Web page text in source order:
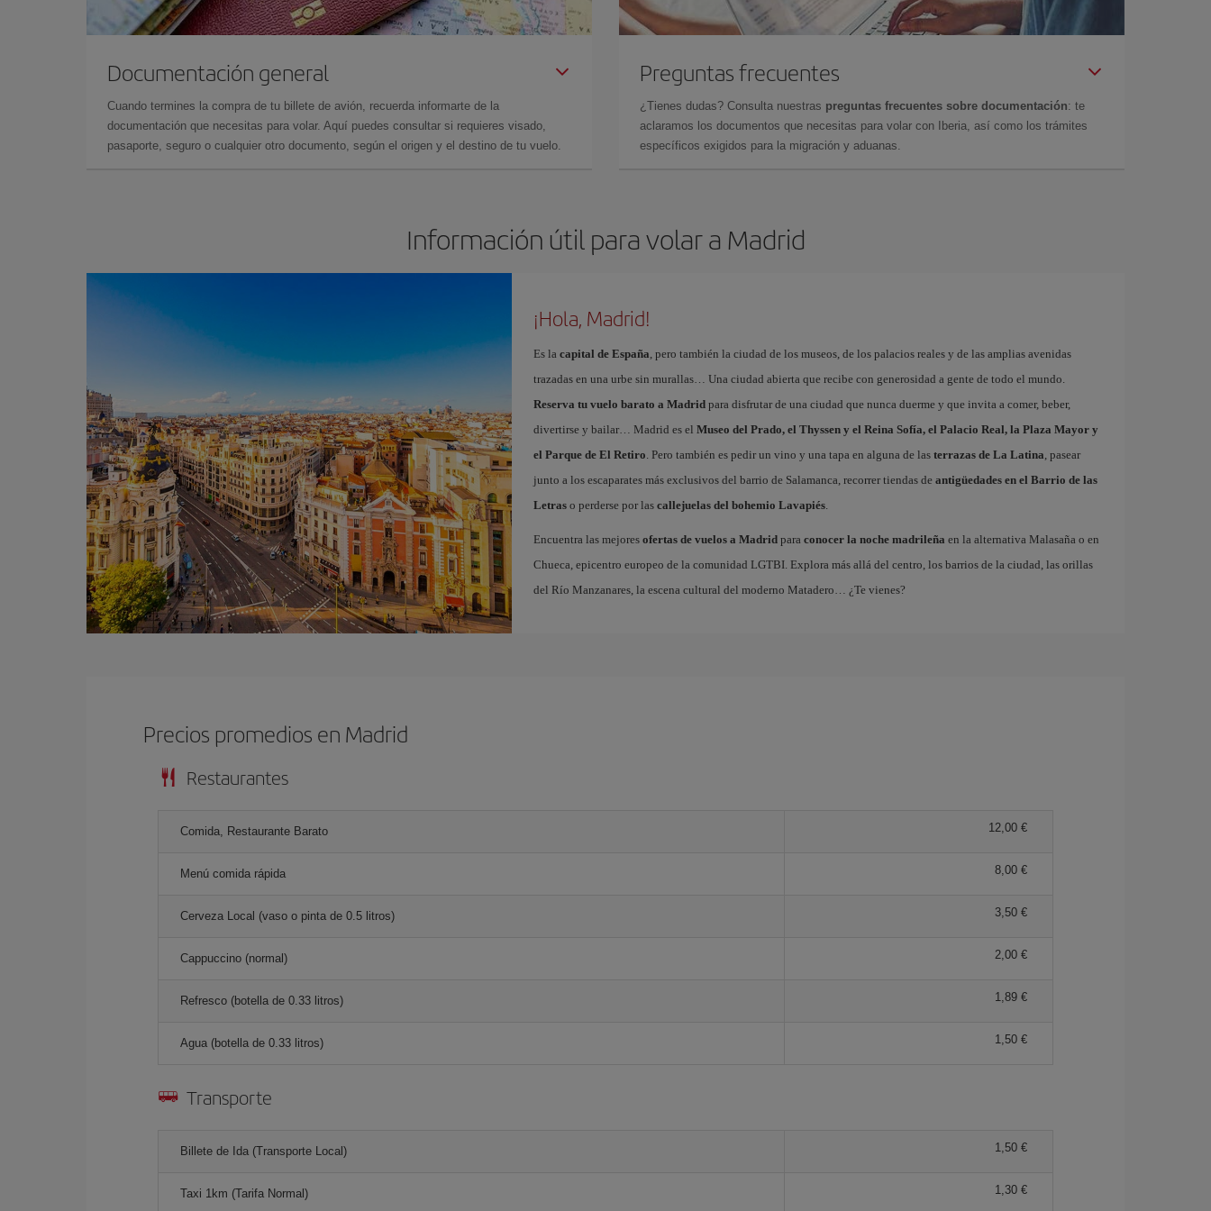
Documentación general
Cuando termines la compra de tu billete de avión, recuerda informarte de la
documentación que necesitas para volar. Aquí puedes consultar si requieres visado,
pasaporte, seguro o cualquier otro documento, según el origen y el destino de tu vuelo.
Preguntas frecuentes
¿Tienes dudas? Consulta nuestras preguntas frecuentes sobre documentación: te
aclaramos los documentos que necesitas para volar con Iberia, así como los trámites
específicos exigidos para la migración y aduanas.
Información útil para volar a Madrid
¡Hola, Madrid!
Es la capital de España, pero también la ciudad de los museos, de los palacios reales y de las amplias avenidas
trazadas en una urbe sin murallas… Una ciudad abierta que recibe con generosidad a gente de todo el mundo.
Reserva tu vuelo barato a Madridpara disfrutar de una ciudad que nunca duerme y que invita a comer, beber,
divertirse y bailar… Madrid es el Museo del Prado, el Thyssen y el Reina Sofía, el Palacio Real, la Plaza Mayor y
el Parque de El Retiro. Pero también es pedir un vino y una tapa en alguna de las terrazas de La Latina, pasear
junto a los escaparates más exclusivos del barrio de Salamanca, recorrer tiendas de antigüedades en el Barrio de las
Letraso perderse por las callejuelas del bohemio Lavapiés.
Encuentra las mejores ofertas de vuelos a Madridpara conocer la noche madrileña en la alternativa Malasaña o en
Chueca, epicentro europeo de la comunidad LGTBI. Explora más allá del centro, los barrios de la ciudad, las orillas
del Río Manzanares, la escena cultural del moderno Matadero… ¿Te vienes?
Precios promedios en Madrid
Restaurantes
Comida, Restaurante Barato 12,00
Menú comida rápida 8,00
Cerveza Local (vaso o pinta de 0.5 litros) 3,50
Cappuccino (normal) 2,00
Refresco (botella de 0.33 litros) 1,89
Agua (botella de 0.33 litros) 1,50
Transporte
Billete de Ida (Transporte Local) 1,50
Taxi 1km (Tarifa Normal) 1,30